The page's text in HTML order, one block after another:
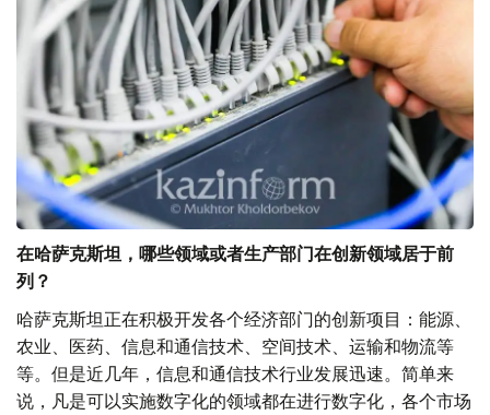
在哈萨克斯坦，哪些领域或者生产部门在创新领域居于前
列？
哈萨克斯坦正在积极开发各个经济部门的创新项目：能源、
农业、医药、信息和通信技术、空间技术、运输和物流等
等。但是近几年，信息和通信技术行业发展迅速。简单来
说，凡是可以实施数字化的领域都在进行数字化，各个市场